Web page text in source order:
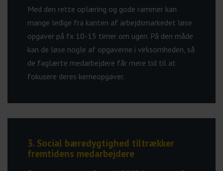
Med den rette oplæring og gode rammer kan
mange ledige fra kanten af arbejdsmarkedet løse
opgaver på fx 10-15 timer om ugen. På den måde
kan de løse nogle af opgaverne i virksomheden, så
de faglærte medarbejdere får mere tid til at
fokusere deres kerneopgaver.
3. Social bæredygtighed tiltrækker
fremtidens medarbejdere